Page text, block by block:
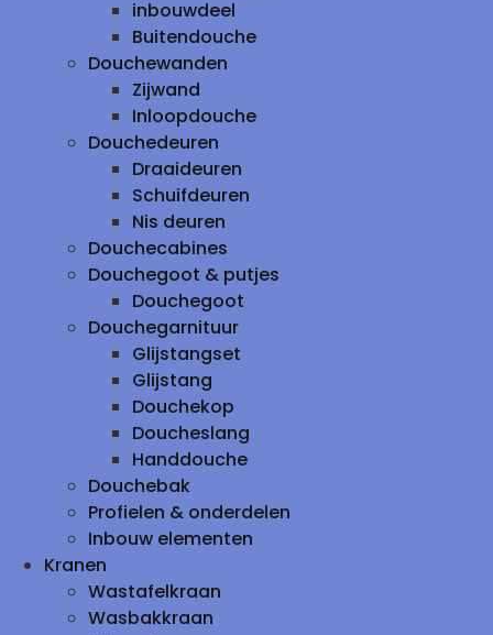
inbouwdeel
Buitendouche
Douchewanden
Zijwand
Inloopdouche
Douchedeuren
Draaideuren
Schuifdeuren
Nis deuren
Douchecabines
Douchegoot & putjes
Douchegoot
Douchegarnituur
Glijstangset
Glijstang
Douchekop
Doucheslang
Handdouche
Douchebak
Profielen & onderdelen
Inbouw elementen
Kranen
Wastafelkraan
Wasbakkraan